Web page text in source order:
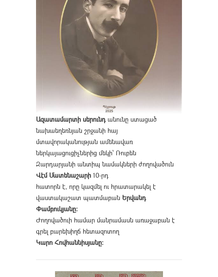
Ազատամարտի սերունդանունը ստացած
նախաեղեռնյան շրջանի հայ
մտավորականության ամենավառ
ներկայացուցիչներից մեկի՝ Ռուբեն
Զարդարյանի անտիպ նամակների ժողովածուն
Վէմ Մատենաշարի 10-րդ
հատորն է, որը կազմել ու հրատարակել է
վաստակաշատ պատմաբան Երվանդ
Փամբուկյանը։
Ժողովածուի համար մանրամասն առաջաբան է
գրել բարեխիղճ հետազոտող
Կարո Հովհաննիսյանը։